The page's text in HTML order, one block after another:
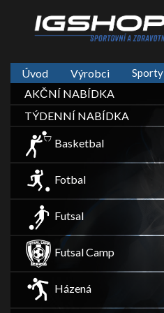
Úvod Výrobci Sporty
AKČNÍ NABÍDKA
TÝDENNÍ NABÍDKA
Basketbal
Fotbal
Futsal
Futsal Camp
Házená